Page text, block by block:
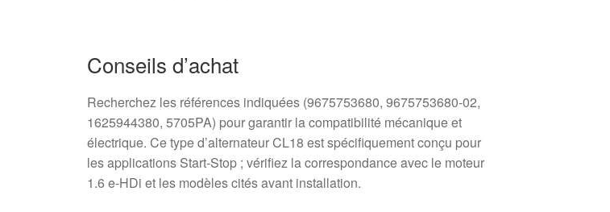
Conseils d’achat
Recherchez les références indiquées (9675753680, 9675753680-02,
1625944380, 5705PA) pour garantir la compatibilité mécanique et
électrique. Ce type d’alternateur CL18 est spécifiquement conçu pour
les applications Start-Stop ; vérifiez la correspondance avec le moteur
1.6 e-HDi et les modèles cités avant installation.